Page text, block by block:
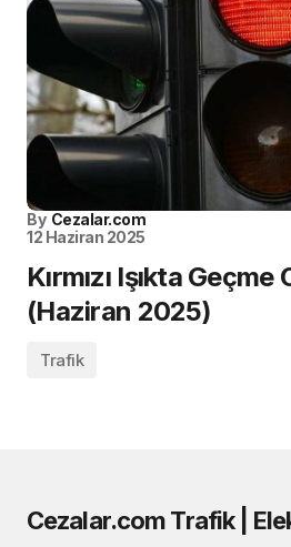
By Cezalar.com
12 Haziran 2025
Kırmızı Işıkta Geçme
(Haziran 2025)
Trafik
Cezalar.com Trafik |